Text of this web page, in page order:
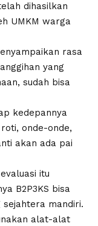
dihasilkan
UMKM warga
rasa
yang
sudah bisa
kedepannya
onde-onde,
akan ada pai
itu
B2P3KS bisa
sejahtera mandiri.
alat-alat